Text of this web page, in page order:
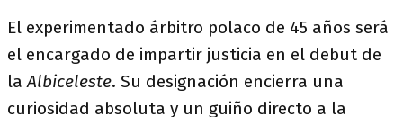
El experimentado árbitro polaco de 45 años será
el encargado de impartir justicia en el debut de
laAlbiceleste. Su designación encierra una
curiosidad absoluta y un guiño directo a la